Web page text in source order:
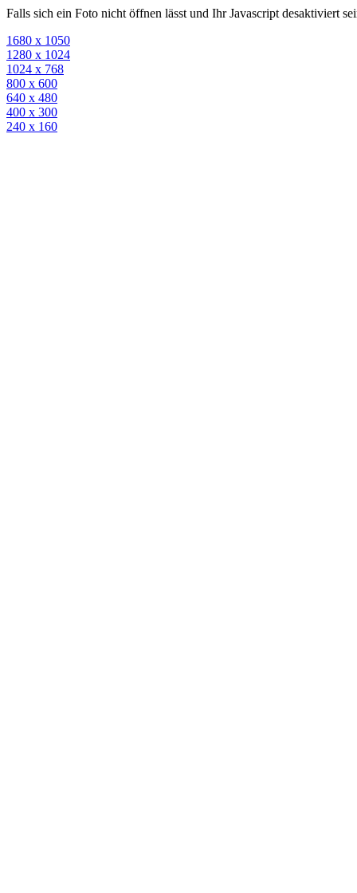
Falls sich ein Foto nicht öffnen lässt und Ihr Javascript desaktiviert
1680 x 1050
1280 x 1024
1024 x 768
800 x 600
640 x 480
400 x 300
240 x 160